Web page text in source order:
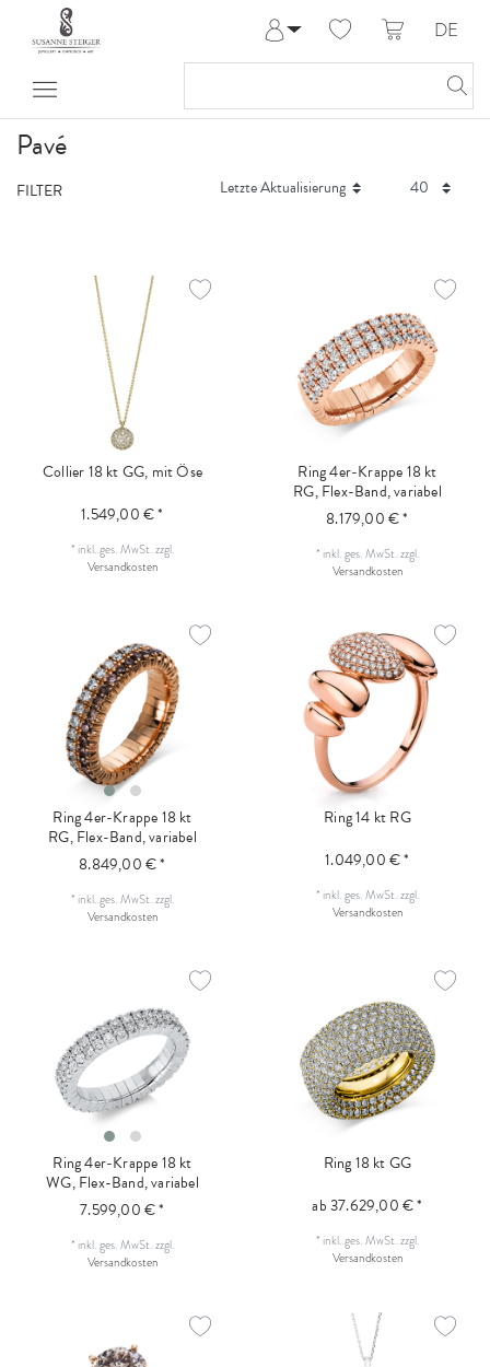
Anmelden
Meine Bestellungen
DE
Pavé
FILTER
Collier 18 kt GG, mit Öse
1.549,00 € *
* inkl. ges. MwSt.zzgl.
Versandkosten
Ring 4er-Krappe 18 kt
RG, Flex-Band, variabel
8.179,00 € *
* inkl. ges. MwSt.zzgl.
Versandkosten
Ring 4er-Krappe 18 kt
RG, Flex-Band, variabel
8.849,00 € *
* inkl. ges. MwSt.zzgl.
Versandkosten
Ring 14 kt RG
1.049,00 € *
* inkl. ges. MwSt.zzgl.
Versandkosten
Ring 4er-Krappe 18 kt
WG, Flex-Band, variabel
7.599,00 € *
* inkl. ges. MwSt.zzgl.
Versandkosten
Ring 18 kt GG
ab 37.629,00 € *
* inkl. ges. MwSt.zzgl.
Versandkosten